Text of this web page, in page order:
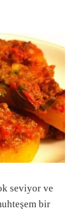
seviyor ve
bir